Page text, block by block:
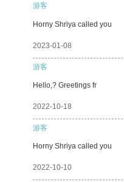
游客
Horny Shriya called you
2023-01-08
游客
Hello,? Greetings fr
2022-10-18
游客
Horny Shriya called you
2022-10-10